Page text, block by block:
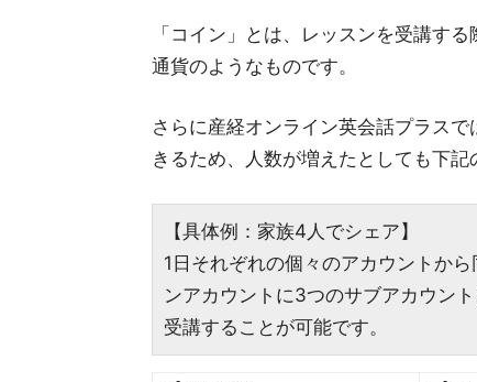
「コイン」とは、レッスンを受講す
通貨のようなものです。
さらに産経オンライン英会話プラス
きるため、人数が増えたとしても下記
【具体例：家族4人でシェア】
1日それぞれの個々のアカウントか
ンアカウントに3つのサブアカウン
受講することが可能です。